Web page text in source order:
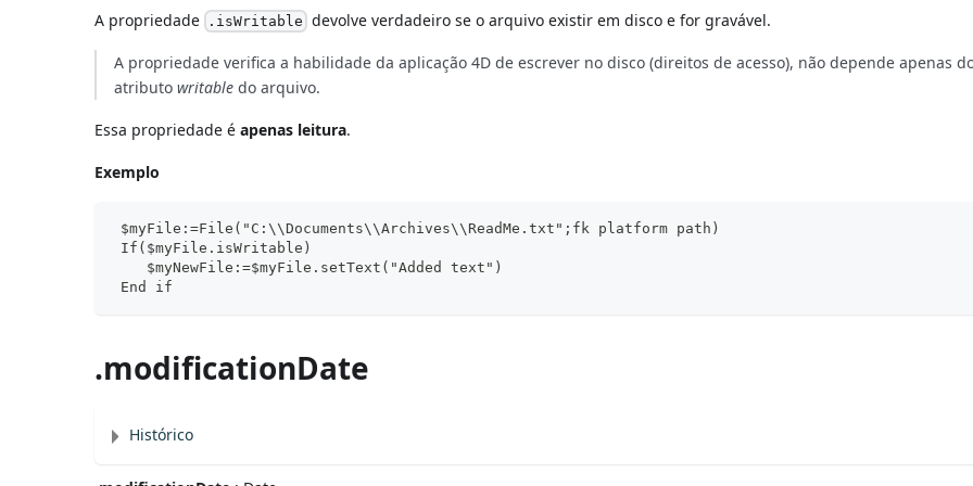
A propriedade .isWritable devolve verdadeiro se o arquivo existir em disco e for gravável.
A propriedade verifica a habilidade da aplicação 4D de escrever no disco (direitos de acesso), não depende apenas
atributowritable do arquivo.
Essa propriedade éapenas leitura.
Exemplo
$myFile:=File("C:\\Documents\\Archives\\ReadMe.txt";fk platform path)
If($myFile.isWritable)
    $myNewFile:=$myFile.setText("Added text")
End if
.modificationDate
Histórico